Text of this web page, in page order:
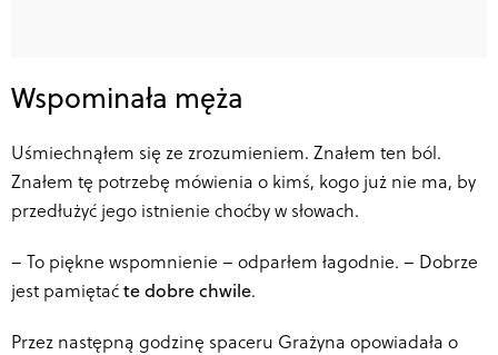
Wspominała męża
Uśmiechnąłem się ze zrozumieniem. Znałem ten ból.
Znałem tę potrzebę mówienia o kimś, kogo już nie ma, by
przedłużyć jego istnienie choćby w słowach.
– To piękne wspomnienie – odparłem łagodnie. – Dobrze
jest pamiętaćte dobre chwile.
Przez następną godzinę spaceru Grażyna opowiadała o